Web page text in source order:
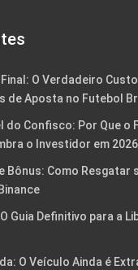
O Verdadeiro
de Aposta no Futebol
do Confisco: Por Que o
o Investidor em 2026
Bônus: Como Resgatar
Guia Definitivo para a
O Veículo Ainda é